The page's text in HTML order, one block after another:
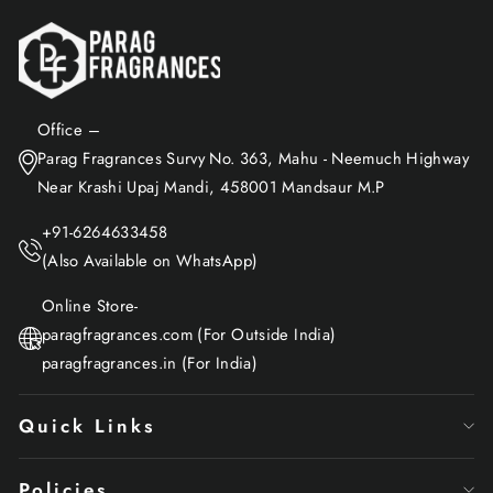
Office –
Parag Fragrances Survy No. 363, Mahu - Neemuch Highway
Near Krashi Upaj Mandi, 458001 Mandsaur M.P
+91-6264633458
(Also Available on WhatsApp)
Online Store-
paragfragrances.com (For Outside India)
paragfragrances.in (For India)
Quick Links